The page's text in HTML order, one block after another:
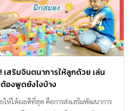
เสริมจินตนาการให้ลูกด้วย เล่น
องพูดยังไงบ้าง
ให้ได้ผลดีที่สุด คือการส่งเสริมพัฒนาการ